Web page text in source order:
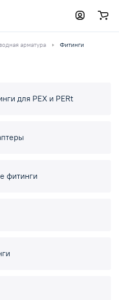
арматура Фитинги
для PEX и PERt
фитинги